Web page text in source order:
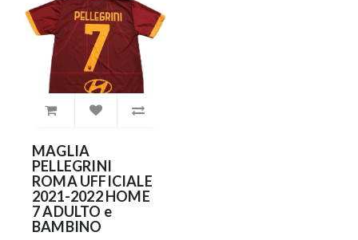
MAGLIA
PELLEGRINI
ROMA UFFICIALE
2021-2022 HOME
7 ADULTO e
BAMBINO